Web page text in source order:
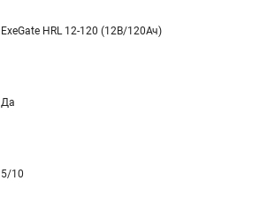
ExeGate HRL 12-120 (12В/120Ач)
Да
5/10